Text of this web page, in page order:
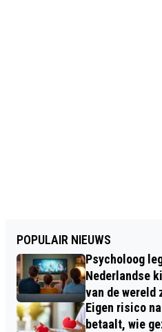
POPULAIR NIEUWS
Psycholoog
Nederlandse
van de wereld
Eigen risico
betaalt, wie